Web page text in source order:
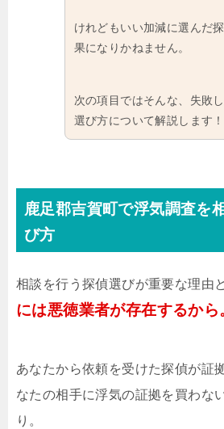
けれどもいい加減に選んだ
果になりかねません。
次の項目ではそんな、失敗
選び方について解説します！
鹿足郡吉賀町で浮気調査を
び方
相談を行う探偵選びが重要な理由
には悪徳業者が存在するから
あなたから依頼を受けた探偵が証
なたの相手に浮気の証拠を買わな
り。